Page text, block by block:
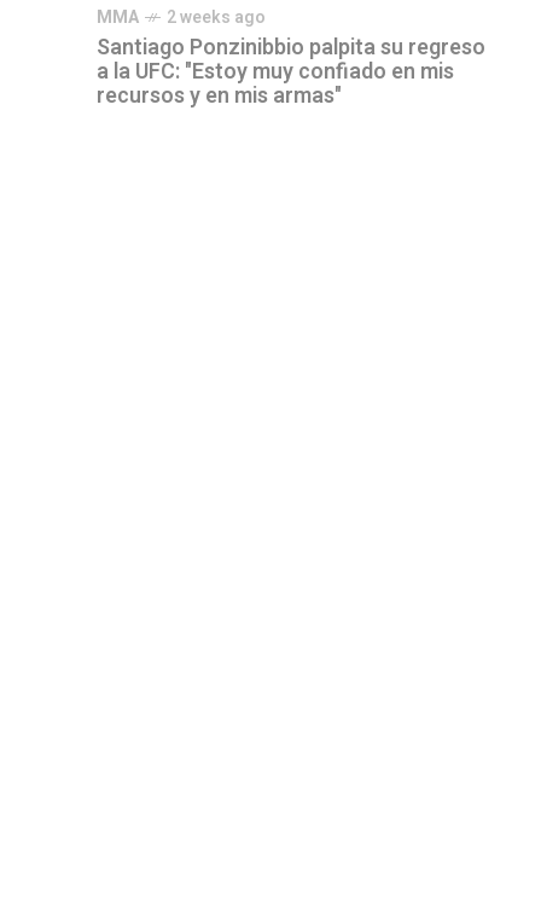
MMA 2 weeks ago
Santiago Ponzinibbio palpita su regreso
a la UFC: "Estoy muy confiado en mis
recursos y en mis armas"